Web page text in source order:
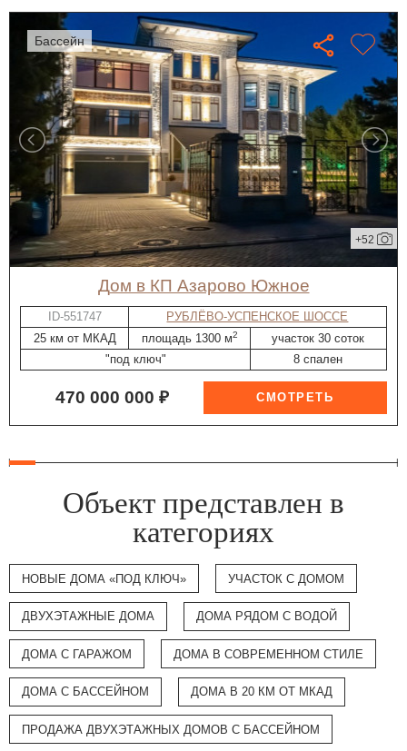
бассейн
+52
дом в КП Азарово Южное
ID-551747
РУБЛЁВО-УСПЕНСКОЕ ШОССЕ
25 км от МКАД
площадь 1300 м2
участок 30 соток
"под ключ"
8 спален
470 000 000 ₽
Объект представлен в
категориях
НОВЫЕ ДОМА «ПОД КЛЮЧ» УЧАСТОК С ДОМОМ
ДВУХЭТАЖНЫЕ ДОМА ДОМА РЯДОМ С ВОДОЙ
ДОМА С ГАРАЖОМ ДОМА В СОВРЕМЕННОМ СТИЛЕ
ДОМА С БАССЕЙНОМ ДОМА В 20 КМ ОТ МКАД
ПРОДАЖА ДВУХЭТАЖНЫХ ДОМОВ С БАССЕЙНОМ